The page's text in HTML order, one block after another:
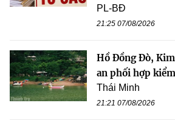
PL-BĐ
21:25 07/08/2026
Hồ Đồng Đò,
an phối hợp
Thái Minh
21:21 07/08/2026